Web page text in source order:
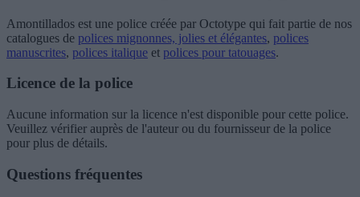
Amontillados est une police créée par Octotype qui fait partie de nos
catalogues de polices mignonnes, jolies et élégantes, polices
manuscrites, polices italique et polices pour tatouages.
Licence de la police
Aucune information sur la licence n'est disponible pour cette police.
Veuillez vérifier auprès de l'auteur ou du fournisseur de la police
pour plus de détails.
Questions fréquentes